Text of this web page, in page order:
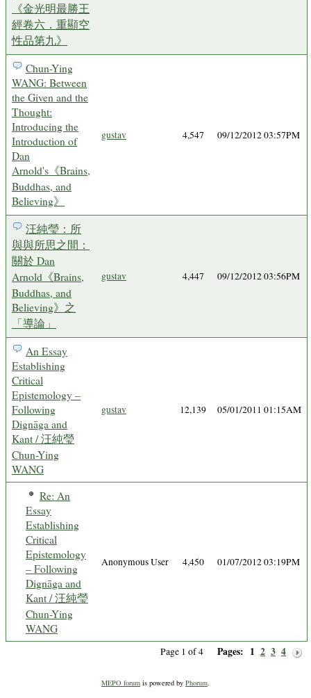
《金光明最勝王
經卷六．重顯空
性品第九》
Chun-Ying
WANG: Between
the Given and the
Thought:
Introducing the
Introduction of
Dan
Arnold's《Brains,
Buddhas, and
Believing》
gustav 4,547 09/12/2012 03:57PM
汪純瑩：所
與與所思之間：
關於 Dan
Arnold《Brains,
Buddhas, and
Believing》之
「導論」
gustav 4,447 09/12/2012 03:56PM
An Essay
Establishing
Critical
Epistemology –
Following
Dignāga and
Kant / 汪純瑩
Chun-Ying
WANG
gustav 12,139 05/01/2011 01:15AM
Re: An
Essay
Establishing
Critical
Epistemology
– Following
Dignāga and
Kant / 汪純瑩
Chun-Ying
WANG
Anonymous User 4,450 01/07/2012 03:19PM
Page 1 of 4 Pages: 1 2 3 4
MEPO forum is powered by Phorum.